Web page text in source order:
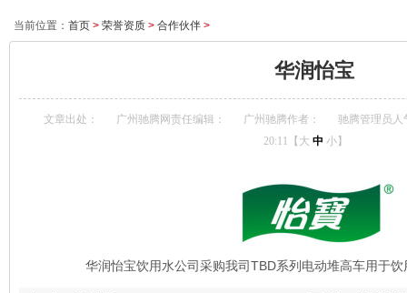
当前位置： 首页 > 荣誉资质 > 合作伙伴 >
华润怡宝
文章出处： 广州驰腾 网责任编辑： 广州驰腾作者： 驰腾管理员 人
20:11【 大 中 小】
华润怡宝饮用水公司采购我司TBD系列电动堆高车用于